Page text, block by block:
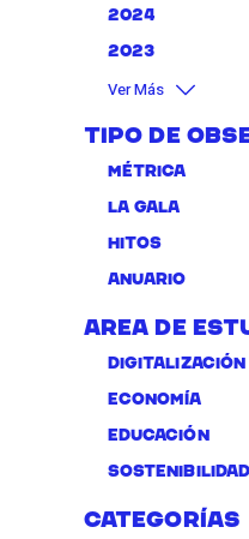
2024
2023
Ver Más
Tipo de
Métrica
La Gala
Hitos
Anuario
Area de
Digitalización
Economía
Educación
Sostenibilidad
Categorías